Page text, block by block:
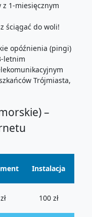
z 1-miesięcznym
ściągać do woli!
opóźnienia (pingi)
letnim
Trójmiasta,
–
Instalacja
100 zł